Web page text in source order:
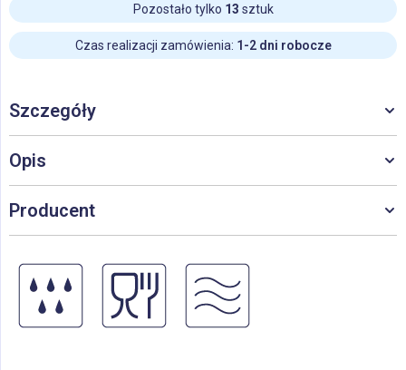
Pozostało tylko 13 sztuk
Czas realizacji zamówienia: 1-2 dni robocze
Szczegóły
Opis
Producent